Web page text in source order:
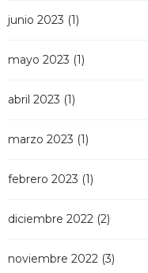
junio 2023 (1)
mayo 2023 (1)
abril 2023 (1)
marzo 2023 (1)
febrero 2023 (1)
diciembre 2022 (2)
noviembre 2022 (3)